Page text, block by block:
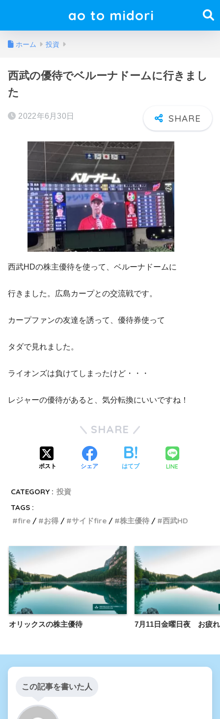
ao to midori
ホーム 投資
西武の優待でベルーナドームに行きまし
た
2022年6月30日
西武HDの株主優待を使って、ベルーナドームに
行きました。広島カープとの交流戦です。
カープファンの友達を誘って、優待券使って
タダで見れました。
ライオンズは負けてしまったけど・・・
レジャーの優待があると、気分転換にいいですね！
SHARE
ポスト シェア はてブ LINE
CATEGORY : 投資
TAGS :
fire
お得 サイドfire 株主優待 西武HD
オリックスの株主優待 7月11日金曜日夜 お疲
この記事を書いた人